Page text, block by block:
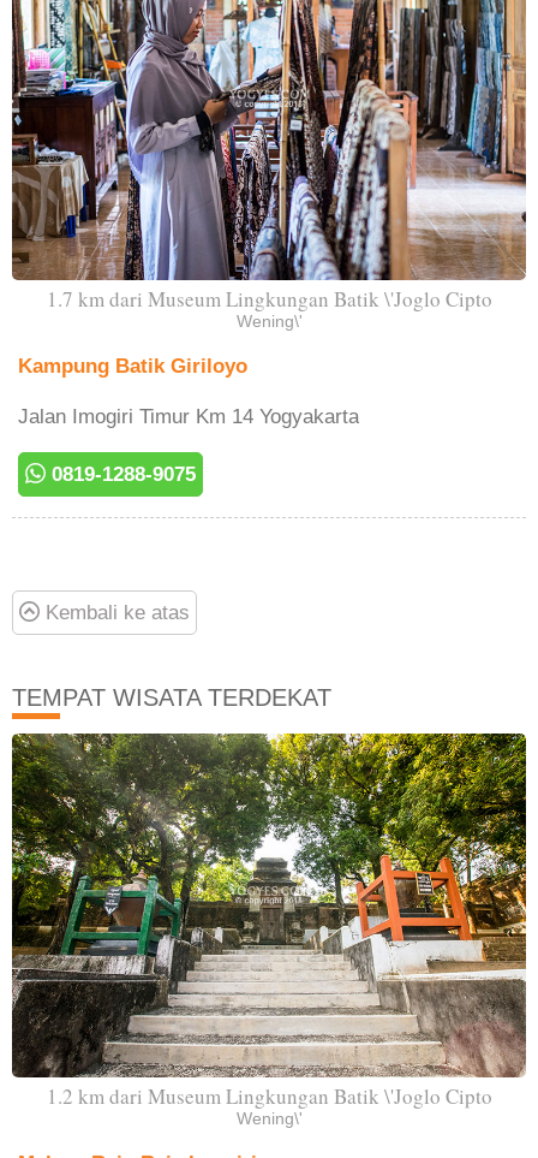
1.7 km dari Museum Lingkungan Batik \'Joglo Cipto
Wening\'
Kampung Batik Giriloyo
Jalan Imogiri Timur Km 14 Yogyakarta
0819-1288-9075
Kembali ke atas
TEMPAT WISATA TERDEKAT
1.2 km dari Museum Lingkungan Batik \'Joglo Cipto
Wening\'